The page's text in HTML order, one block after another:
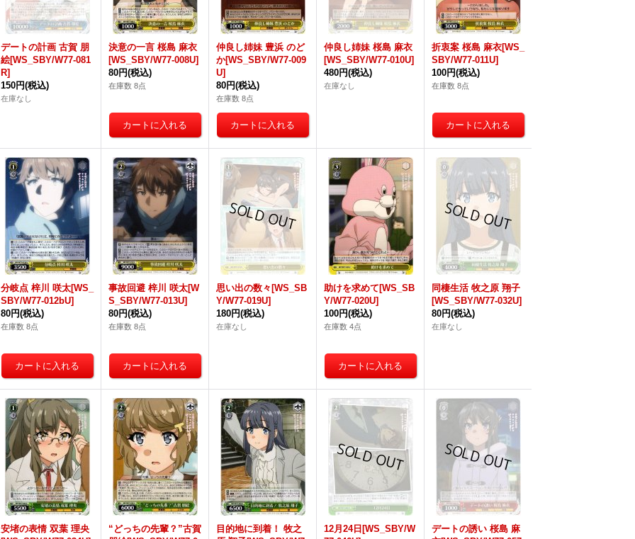
デートの計画 古賀 朋
絵[WS_SBY/W77-081
R]
150円(税込)
在庫なし
決意の一言 桜島 麻衣
[WS_SBY/W77-008U]
80円(税込)
在庫数 8点
仲良し姉妹 豊浜 のど
か[WS_SBY/W77-009
U]
80円(税込)
在庫数 8点
仲良し姉妹 桜島 麻衣
[WS_SBY/W77-010U]
480円(税込)
在庫なし
折衷案 桜島 麻衣[WS_
SBY/W77-011U]
100円(税込)
在庫数 8点
分岐点 梓川 咲太[WS_
SBY/W77-012bU]
80円(税込)
在庫数 8点
事故回避 梓川 咲太[W
S_SBY/W77-013U]
80円(税込)
在庫数 8点
思い出の数々[WS_SB
Y/W77-019U]
180円(税込)
在庫なし
助けを求めて[WS_SB
Y/W77-020U]
100円(税込)
在庫数 4点
同棲生活 牧之原 翔子
[WS_SBY/W77-032U]
80円(税込)
在庫なし
安堵の表情 双葉 理央
“どっちの先輩？”古賀
目的地に到着！ 牧之
12月24日[WS_SBY/W
デートの誘い 桜島 麻